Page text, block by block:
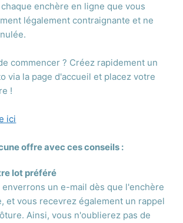
chaque enchère en ligne que vous
légalement contraignante et ne
commencer ? Créez rapidement un
via la page d'accueil et placez votre
!
ici
offre avec ces conseils :
lot préféré
enverrons un e-mail dès que l'enchère
et vous recevrez également un rappel
Ainsi, vous n'oublierez pas de